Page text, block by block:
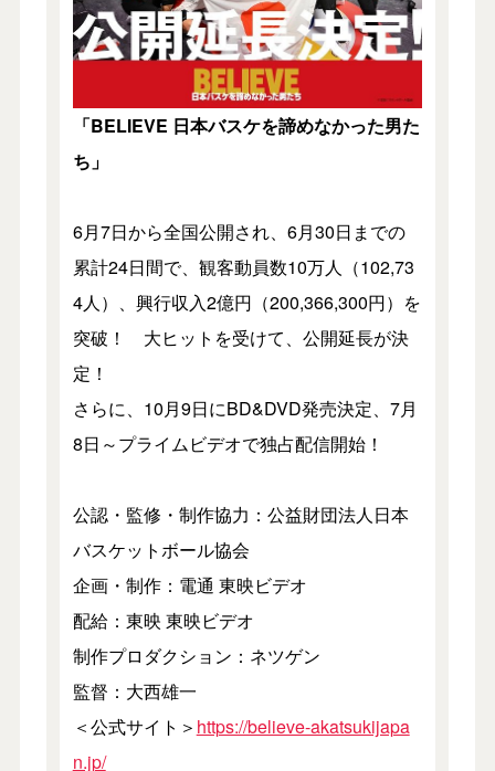
「BELIEVE 日本バスケを諦めなかった男た
ち」
6月7日から全国公開され、6月30日までの
累計24日間で、観客動員数10万人（102,73
4人）、興行収入2億円（200,366,300円）を
突破！ 大ヒットを受けて、公開延長が決
定！
さらに、10月9日にBD&DVD発売決定、7月
8日～プライムビデオで独占配信開始！
公認・監修・制作協力：公益財団法人日本
バスケットボール協会
企画・制作：電通 東映ビデオ
配給：東映 東映ビデオ
制作プロダクション：ネツゲン
監督：大西雄一
＜公式サイト＞ https://believe-akatsukijapa
n.jp/